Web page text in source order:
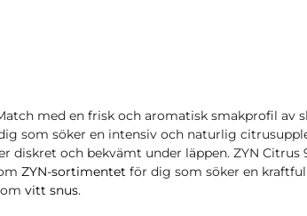
med en frisk och aromatisk smakprofil av
som söker en intensiv och naturlig
diskret och bekvämt under läppen. ZYN Citrus
ZYN-sortimentet för dig som söker en
vitt snus.